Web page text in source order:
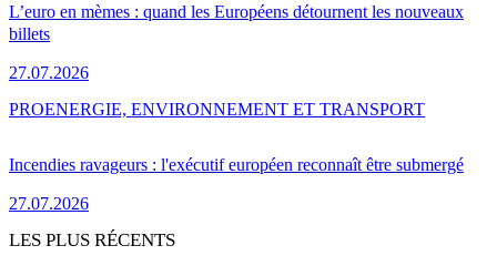
L’euro en mèmes : quand les Européens détournent les nouveaux
billets
27.07.2026
Incendies ravageurs : l'exécutif européen reconnaît être submergé
27.07.2026
PROENERGIE, ENVIRONNEMENT ET TRANSPORT
LES PLUS RÉCENTS